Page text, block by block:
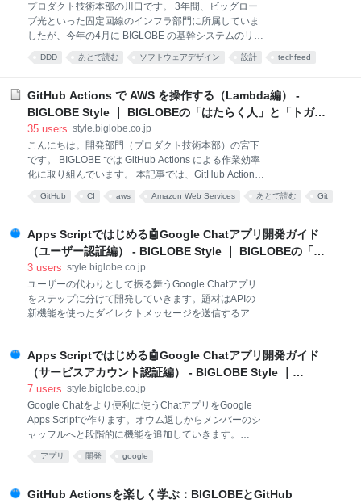
た。具体例として、Googleフォームに申請された内容
をGoogle Chatに自動的に通知するまでの手順を説明
します。所要時間は30分程度です。Google Apps
Scriptを初めて使う方にも分かりやすいよう
プロダクト技術本部の川口です。 3年間、ビッグロー
ブ光といった固定回線のインフラ部門に所属していま
したが、今年の4月に BIGLOBE の基幹システムのリニ
ューアルを推進していく部署に異動することになりま
した。 所属するチームでは、ドメイン駆動設計
開発チュートリアルをやることになっており、そこで
IntelliJ や Spring Boot での開発の仕方を学んだり、チ
ュートリアルを通して DDD を学んだりします。 今回
モデルがどういう風に成長していったかについて紹介
します。 勤怠管理アプリ チュートリアル 初期ドメイ
ンモデル 中期ドメインモデル 後期ドメインモデル 学
んだこと、感想 勤怠管理アプリ チュートリアル お題
DDD あとで読む ソフトウェアデザイン 設計 techfeed
GitHub Actions で AWS を操作する（Lambda編） -
BIGLOBE Style ｜ BIGLOBEの「はたらく人」と「トガッ
た技術」
35 users style.biglobe.co.jp
こんにちは。開発部門（プロダクト技術本部）の宮下
です。 BIGLOBE では GitHub Actions による作業効率
化に取り組んでいます。 本記事では、GitHub Actions
て手作業を大幅に減らす実例をソースコード付きで紹
しいのか？ 代表的なユースケース あまり向かないユー
スケース 事例紹介 課題 改善後 API コンテナ リグレッ
ションテスト用 Lambda パフォーマンステスト用
ョン GitHub Actions で使えるアクション ソースコード
ポイント、はまったところ GitHub Actions の制御 / ス
テップ間での値の受け渡し GitHub Actions の制御 / 複
GitHub CI aws Amazon Web Services あとで読む Git
Apps Scriptではじめる🤖Google Chatアプリ開発ガイド
（ユーザー認証編） - BIGLOBE Style ｜ BIGLOBEの「は
たらく人」と「トガッた技術」
3 users style.biglobe.co.jp
ユーザーの代わりとして振る舞うGoogle Chatアプリ
をステップに分けて開発していきます。題材はAPIの
新機能を使ったダイレクトメッセージを送信するアプ
Workspaceを使っています。コミュニケーションの中
心となるのがGoogle Chatですが、その機能は日々拡
張されています。2023年7月からは、Google Chat API
から利用できる機能が大幅に増えました。 前回の記事
では、仮想ユーザーとしてのGoogle Chatアプリ（チ
ャットボット）を開発する方法に焦点を当てました。
し、Google Chat APIの新機能を使った具体的な事例
くことで、Chatアプリの開発で
Apps Scriptではじめる🤖Google Chatアプリ開発ガイド
（サービスアカウント認証編） - BIGLOBE Style ｜
BIGLOBEの「はたらく人」と「トガッた技術」
7 users style.biglobe.co.jp
Google Chatをより便利に使うChatアプリをGoogle
Apps Scriptで作ります。オウム返しからメンバーのシ
ャッフルへと段階的に機能を追加していきます。
Google Apps Scriptを使ってChatアプリを自作する
Step0: 始める前の準備 Step1: 公式チュートリアルで
ェクトの作成 作業2. Chat APIの有効化 作業3. OAuth同
アプリ 開発 google
GitHub Actionsを楽しく学ぶ：BIGLOBEとGitHub